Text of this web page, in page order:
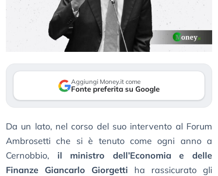
Aggiungi Money.it come
Fonte preferita su Google
Da un lato, nel corso del suo intervento al Forum
Ambrosetti che si è tenuto come ogni anno a
Cernobbio, il ministro dell’Economia e delle
Finanze Giancarlo Giorgetti ha rassicurato gli